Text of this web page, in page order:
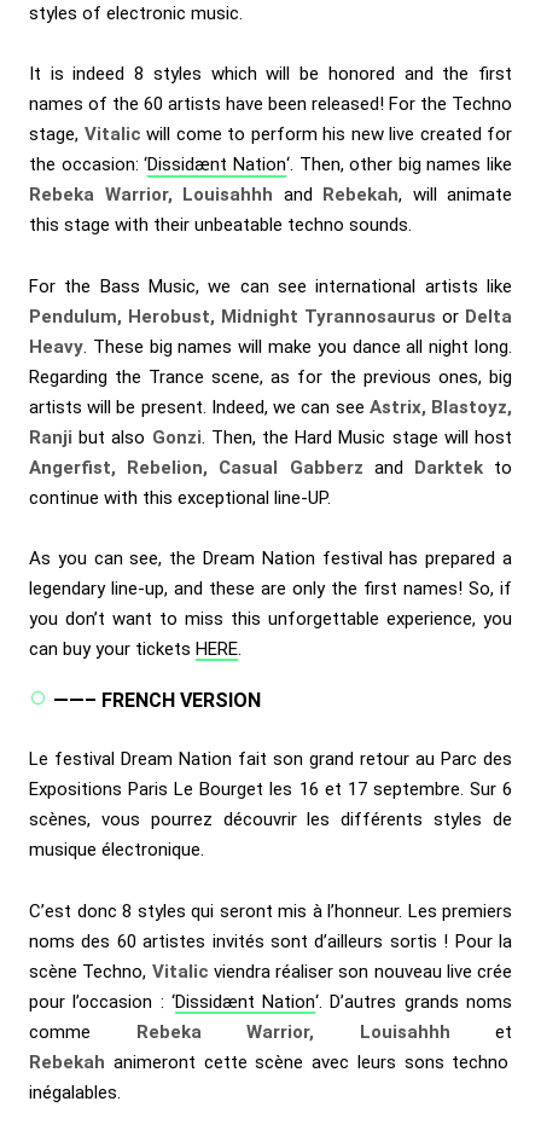
styles of electronic music.
It is indeed 8 styles which will be honored and the first
names of the 60 artists have been released! For the Techno
stage, Vitalic will come to perform his new live created for
the occasion: ‘Dissidænt Nation‘. Then, other big names like
Rebeka Warrior, Louisahhh and Rebekah, will animate
this stage with their unbeatable techno sounds.
For the Bass Music, we can see international artists like
Pendulum, Herobust, Midnight Tyrannosaurus or Delta
Heavy . These big names will make you dance all night long.
Regarding the Trance scene, as for the previous ones, big
artists will be present. Indeed, we can see Astrix, Blastoyz,
Ranji but also Gonzi . Then, the Hard Music stage will host
Angerfist, Rebelion, Casual Gabberz and Darktek to
continue with this exceptional line-UP.
As you can see, the Dream Nation festival has prepared a
legendary line-up, and these are only the first names! So, if
you don’t want to miss this unforgettable experience, you
can buy your tickets HERE.
——– FRENCH VERSION
Le festival Dream Nation fait son grand retour au Parc des
Expositions Paris Le Bourget les 16 et 17 septembre. Sur 6
scènes, vous pourrez découvrir les différents styles de
musique électronique.
C’est donc 8 styles qui seront mis à l’honneur. Les premiers
noms des 60 artistes invités sont d’ailleurs sortis ! Pour la
scène Techno, Vitalic viendra réaliser son nouveau live crée
pour l’occasion : ‘Dissidænt Nation‘. D’autres grands noms
comme Rebeka Warrior, Louisahhh et
Rebekah animeront cette scène avec leurs sons techno
inégalables.